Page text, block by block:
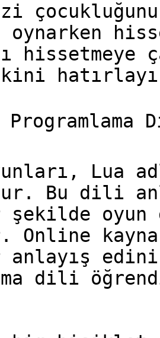
oynarken
hissetmeye
Programlama
Lua
Bu dili
Online
dili